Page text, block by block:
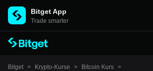
Bitget App
Trade smarter
Bitget > Krypto-Kurse > Bitcoin Kurs >